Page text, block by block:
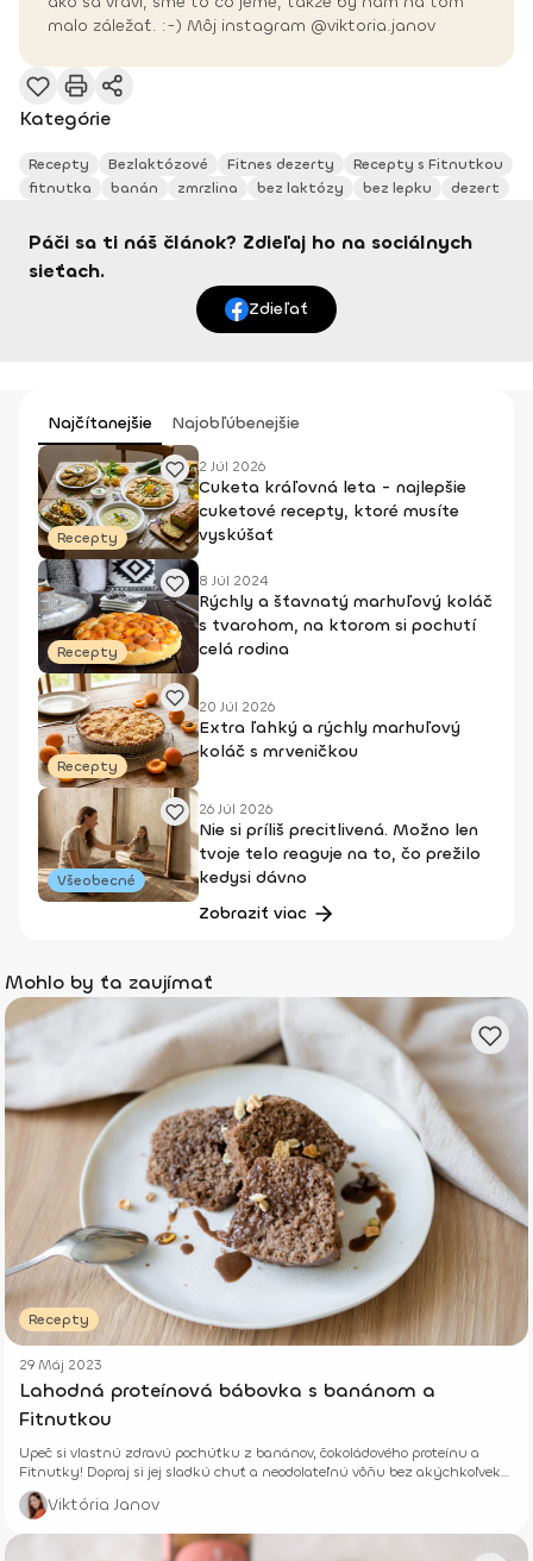
malo záležať. :-) Môj instagram @viktoria.janov
Kategórie
Recepty Bezlaktózové Fitnes dezerty
Recepty s Fitnutkou
fitnutka
banán zmrzlina bez laktózy bez lepku dezert
Páči sa ti náš článok? Zdieľaj ho na sociálnych
sieťach.
Zdieľať
Najčítanejšie Najobľúbenejšie
Recepty
2 Júl 2026
Cuketa kráľovná leta - najlepšie
cuketové recepty, ktoré musíte
vyskúšať
Recepty
8 Júl 2024
Rýchly a šťavnatý marhuľový koláč
s tvarohom, na ktorom si pochutí
celá rodina
Recepty
20 Júl 2026
Extra ľahký a rýchly marhuľový
koláč s mrveničkou
Všeobecné
26 Júl 2026
Nie si príliš precitlivená. Možno len
tvoje telo reaguje na to, čo prežilo
kedysi dávno
Zobraziť viac
Mohlo by ťa zaujímať
Recepty
29 Máj 2023
Lahodná proteínová bábovka s banánom a
Fitnutkou
Upeč si vlastnú zdravú pochúťku z banánov, čokoládového proteínu a
Fitnutky! Dopraj si jej sladkú chuť a neodolateľnú vôňu bez akýchkoľvek
výčitiek pri kávičke alebo na cestách. Určite zachutí nielen tebe, ale aj celej
tvojej rodinke.
Viktória Janov